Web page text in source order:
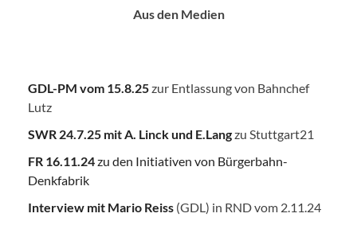
Aus den Medien
GDL-PM vom 15.8.25zur Entlassung von Bahnchef
Lutz
SWR 24.7.25 mit A. Linck und E.Langzu Stuttgart21
FR 16.11.24zu den Initiativen von Bürgerbahn-
Denkfabrik
Interview mit Mario Reiss (GDL) in RND vom 2.11.24